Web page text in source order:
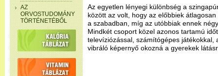
AZ
ORVOSTUDOMÁNY
TÖRTÉNETÉBŐL
Az egyetlen lényegi különbség a
között az volt, hogy az előbbiek
a szabadban, míg az utóbbiak ennek
Mindkét csoport közel azonos tartamú
televíziózással, számítógépes játékokkal,
vibráló képernyő okozná a gyerekek